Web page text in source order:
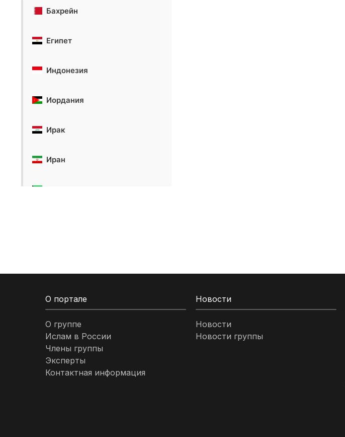
Бахрейн
Египет
Индонезия
Иордания
Ирак
Иран
Малайзия
Марокко
Нигерия
О портале
О группе
Ислам в России
Члены группы
Эксперты
Контактная информация
Новости
Новости
Новости группы